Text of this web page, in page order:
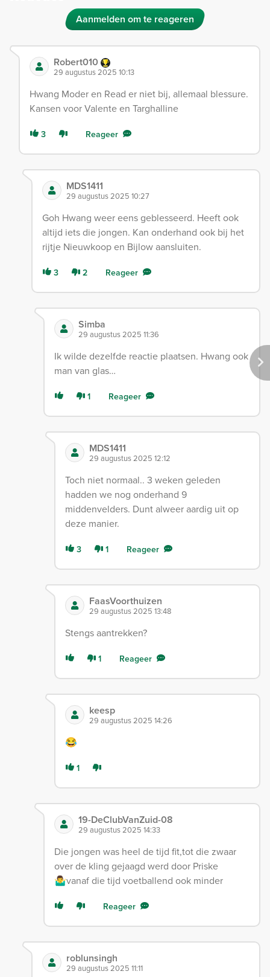
Aanmelden om te reageren
Robert010
29 augustus 2025 10:13
Hwang Moder en Read er niet bij, allemaal blessure.
Kansen voor Valente en Targhalline
3 Reageer
MDS1411
29 augustus 2025 10:27
Goh Hwang weer eens geblesseerd. Heeft ook
altijd iets die jongen. Kan onderhand ook bij het
rijtje Nieuwkoop en Bijlow aansluiten.
3 2 Reageer
Simba
29 augustus 2025 11:36
Ik wilde dezelfde reactie plaatsen. Hwang ook
man van glas…
1 Reageer
MDS1411
29 augustus 2025 12:12
Toch niet normaal.. 3 weken geleden
hadden we nog onderhand 9
middenvelders. Dunt alweer aardig uit op
deze manier.
3 1 Reageer
FaasVoorthuizen
29 augustus 2025 13:48
Stengs aantrekken?
1 Reageer
keesp
29 augustus 2025 14:26
😂
1
19-DeClubVanZuid-08
29 augustus 2025 14:33
Die jongen was heel de tijd fit,tot die zwaar
over de kling gejaagd werd door Priske
🤷‍♂️vanaf die tijd voetballend ook minder
Reageer
roblunsingh
29 augustus 2025 11:11